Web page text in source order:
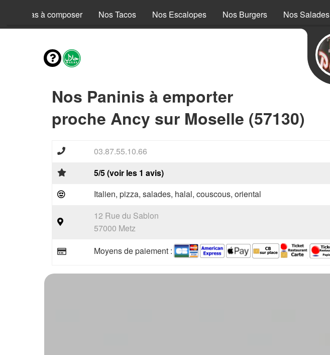
Pizzas à composer Nos Tacos Nos Escalopes Nos Burgers Nos Salades
Nos Paninis à emporter
proche Ancy sur Moselle (57130)
03.87.55.10.66
5/5 (voir les 1 avis)
Italien, pizza, salades, halal, couscous, oriental
12 Rue du Sablon
57000 Metz
Moyens de paiement :